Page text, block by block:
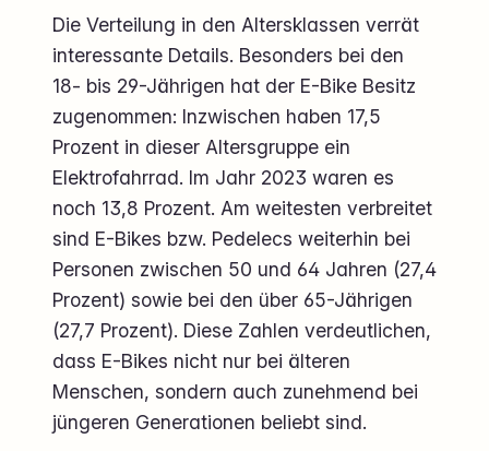
Die Verteilung in den Altersklassen verrät
interessante Details. Besonders bei den
18- bis 29-Jährigen hat der E-Bike Besitz
zugenommen: Inzwischen haben 17,5
Prozent in dieser Altersgruppe ein
Elektrofahrrad. Im Jahr 2023 waren es
noch 13,8 Prozent. Am weitesten verbreitet
sind E-Bikes bzw. Pedelecs weiterhin bei
Personen zwischen 50 und 64 Jahren (27,4
Prozent) sowie bei den über 65-Jährigen
(27,7 Prozent). Diese Zahlen verdeutlichen,
dass E-Bikes nicht nur bei älteren
Menschen, sondern auch zunehmend bei
jüngeren Generationen beliebt sind.